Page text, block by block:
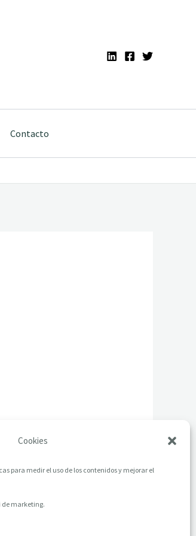
Cookies
para medir el uso de los contenidos y mejorar el
de marketing.
Contacto